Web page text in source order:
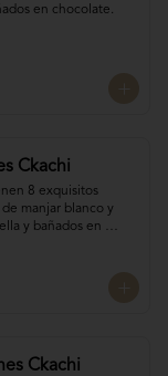
en chocolate.
Ckachi
8 exquisitos
manjar blanco y
y bañados en
poco de dulzura para
Ckachi